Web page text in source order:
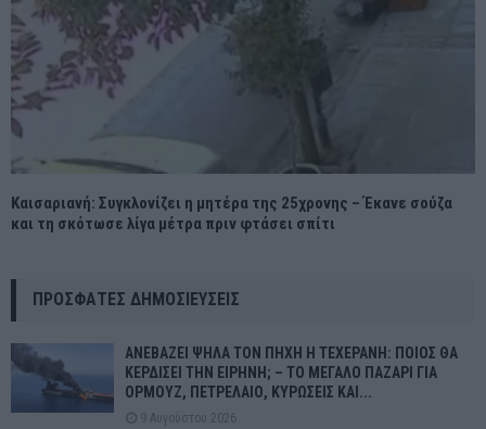
Καισαριανή: Συγκλονίζει η μητέρα της 25χρονης – Έκανε σούζα
και τη σκότωσε λίγα μέτρα πριν φτάσει σπίτι
ΠΡΌΣΦΑΤΕΣ ΔΗΜΟΣΙΕΎΣΕΙΣ
ΑΝΕΒΑΖΕΙ ΨΗΛΑ ΤΟΝ ΠΗΧΗ Η ΤΕΧΕΡΑΝΗ: ΠΟΙΟΣ ΘΑ
ΚΕΡΔΙΣΕΙ ΤΗΝ ΕΙΡΗΝΗ; – ΤΟ ΜΕΓΑΛΟ ΠΑΖΑΡΙ ΓΙΑ
ΟΡΜΟΥΖ, ΠΕΤΡΕΛΑΙΟ, ΚΥΡΩΣΕΙΣ ΚΑΙ...
9 Αυγούστου 2026